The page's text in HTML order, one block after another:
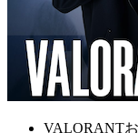
VALORANT